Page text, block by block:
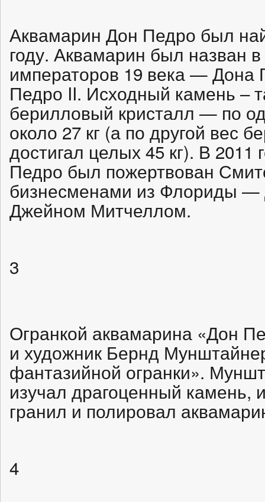
Аквамарин Дон Педро был
году. Аквамарин был назван
императоров 19 века — Дона
Педро II. Исходный камень –
берилловый кристалл — по
около 27 кг (а по другой вес
достигал целых 45 кг). В 2011
Педро был пожертвован
бизнесменами из Флориды
Джейном Митчеллом.
3
Огранкой аквамарина «Дон
и художник Бернд
фантазийной огранки».
изучал драгоценный
гранил и полировал
4